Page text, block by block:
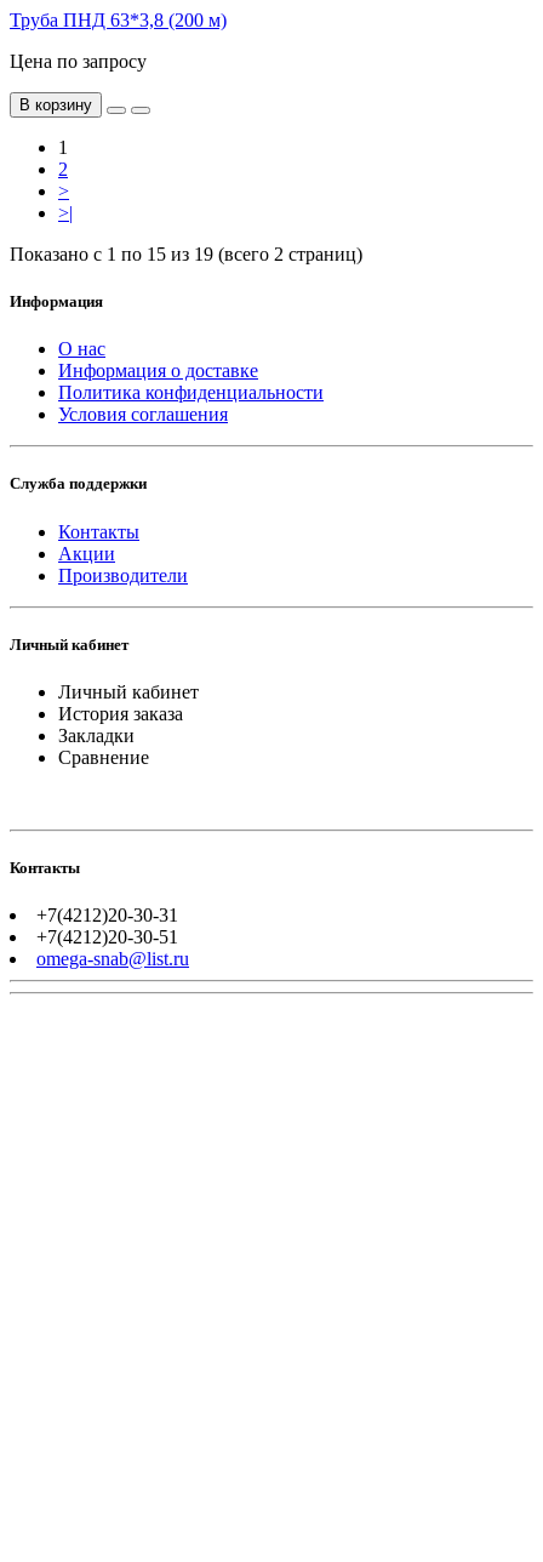
Труба ПНД 63*3,8 (200 м)
Цена по запросу
В корзину
1
2
>
>|
Показано с 1 по 15 из 19 (всего 2 страниц)
Информация
О нас
Информация о доставке
Политика конфиденциальности
Условия соглашения
Служба поддержки
Контакты
Акции
Производители
Личный кабинет
Личный кабинет
История заказа
Закладки
Сравнение
Контакты
+7(4212)20-30-31
+7(4212)20-30-51
omega-snab@list.ru